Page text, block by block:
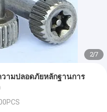
2/7
วามปลอดภัยหลักฐานการ